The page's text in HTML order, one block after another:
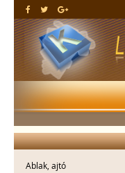
Ablak, ajtó